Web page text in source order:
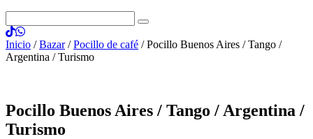
Inicio /Bazar/Pocillo de café / Pocillo Buenos Aires / Tango /
Argentina / Turismo
Pocillo Buenos Aires / Tango / Argentina /
Turismo